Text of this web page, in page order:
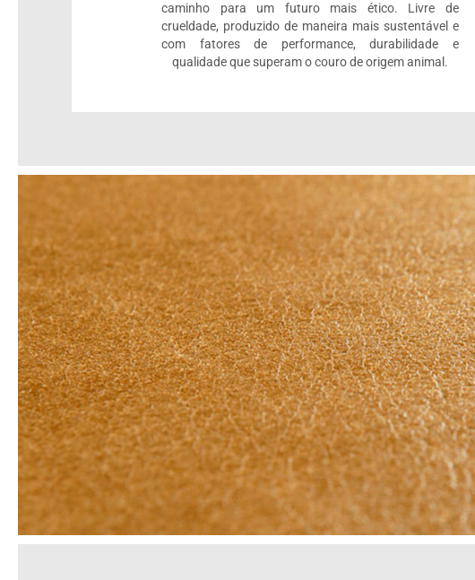
caminho para um futuro mais ético. Livre de
crueldade, produzido de maneira mais sustentável e
com fatores de performance, durabilidade e
qualidade que superam o couro de origem animal.